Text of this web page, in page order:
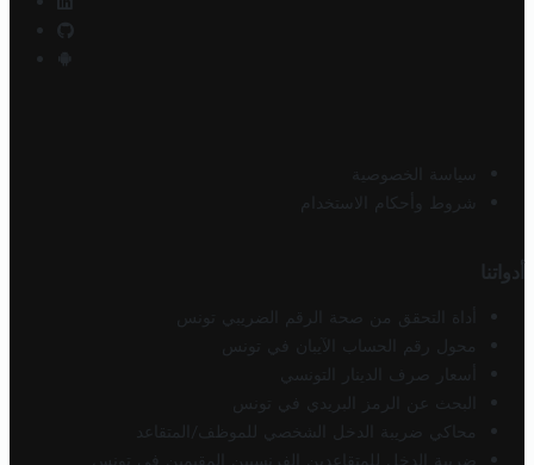
سياسة الخصوصية
شروط وأحكام الاستخدام
أدواتنا
أداة التحقق من صحة الرقم الضريبي تونس
محول رقم الحساب الآيبان في تونس
أسعار صرف الدينار التونسي
البحث عن الرمز البريدي في تونس
محاكي ضريبة الدخل الشخصي للموظف/المتقاعد
ضريبة الدخل للمتقاعدين الفرنسيين المقيمين في تونس